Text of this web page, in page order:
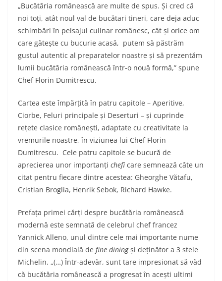
„Bucătăria românească are multe de spus. Și cred că
noi toți, atât noul val de bucătari tineri, care deja aduc
schimbări în peisajul culinar românesc, cât și orice om
care gătește cu bucurie acasă, putem să păstrăm
gustul autentic al preparatelor noastre și să prezentăm
lumii bucătăria românească într-o nouă formă,” spune
Chef Florin Dumitrescu.
Cartea este împărțită în patru capitole – Aperitive,
Ciorbe, Feluri principale și Deserturi – și cuprinde
rețete clasice românești, adaptate cu creativitate la
vremurile noastre, în viziunea lui Chef Florin
Dumitrescu. Cele patru capitole se bucură de
aprecierea unor importanți chefi care semnează câte un
citat pentru fiecare dintre acestea: Gheorghe Vătafu,
Cristian Broglia, Henrik Sebok, Richard Hawke.
Prefața primei cărți despre bucătăria românească
modernă este semnată de celebrul chef francez
Yannick Alleno, unul dintre cele mai importante nume
din scena mondială de fine diningși deținător a 3 stele
Michelin. „(…) Într-adevăr, sunt tare impresionat să văd
că bucătăria românească a progresat în acești ultimi